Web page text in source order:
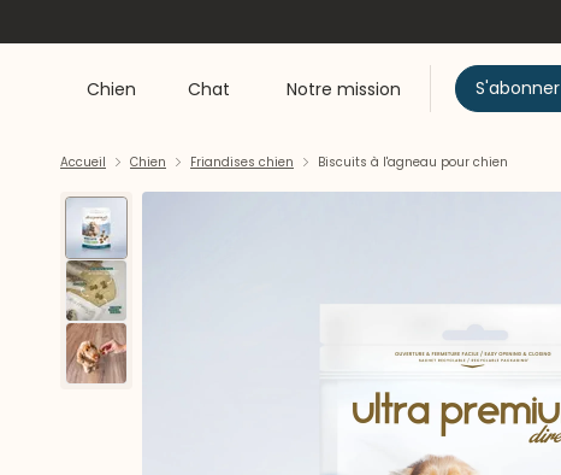
Chien Chat Notre mission S'abonner
Accueil Chien Friandises chien Biscuits à l'agneau pour chien